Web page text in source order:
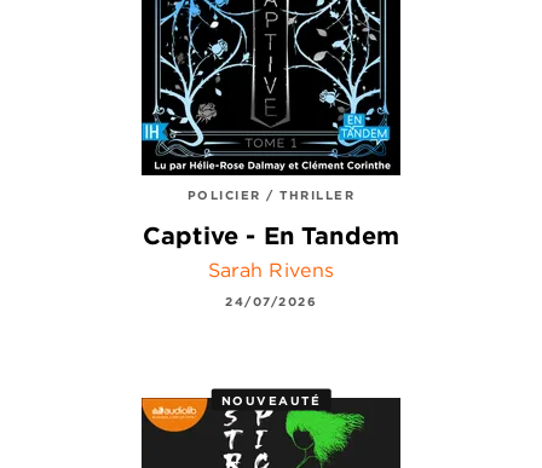
POLICIER / THRILLER
Captive - En Tandem
Sarah Rivens
24/07/2026
NOUVEAUTÉ